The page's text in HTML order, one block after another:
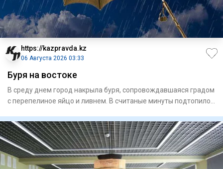
https://kazpravda.kz
06 Августа 2026 03:33
Буря на востоке
В среду днем город накрыла буря, сопровождавшая­ся градом
с перепелиное яйцо и ливнем. В считаные минуты подтопило